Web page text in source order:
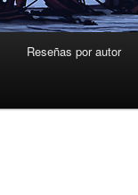
Reseñas por autor